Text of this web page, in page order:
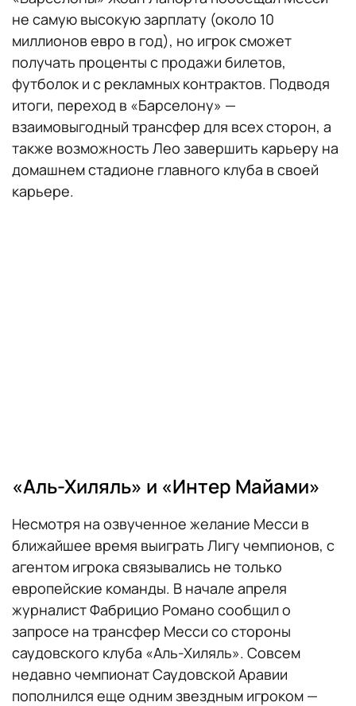
не самую высокую зарплату (около 10
миллионов евро в год), но игрок сможет
получать проценты с продажи билетов,
футболок и с рекламных контрактов. Подводя
итоги, переход в «Барселону» —
взаимовыгодный трансфер для всех сторон, а
также возможность Лео завершить карьеру на
домашнем стадионе главного клуба в своей
карьере.
«Аль-Хиляль» и «Интер Майами»
Несмотря на озвученное желание Месси в
ближайшее время выиграть Лигу чемпионов, с
агентом игрока связывались не только
европейские команды. В начале апреля
журналист Фабрицио Романо сообщил о
запросе на трансфер Месси со стороны
саудовского клуба «Аль-Хиляль». Совсем
недавно чемпионат Саудовской Аравии
пополнился еще одним звездным игроком —